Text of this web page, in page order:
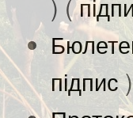
підпис